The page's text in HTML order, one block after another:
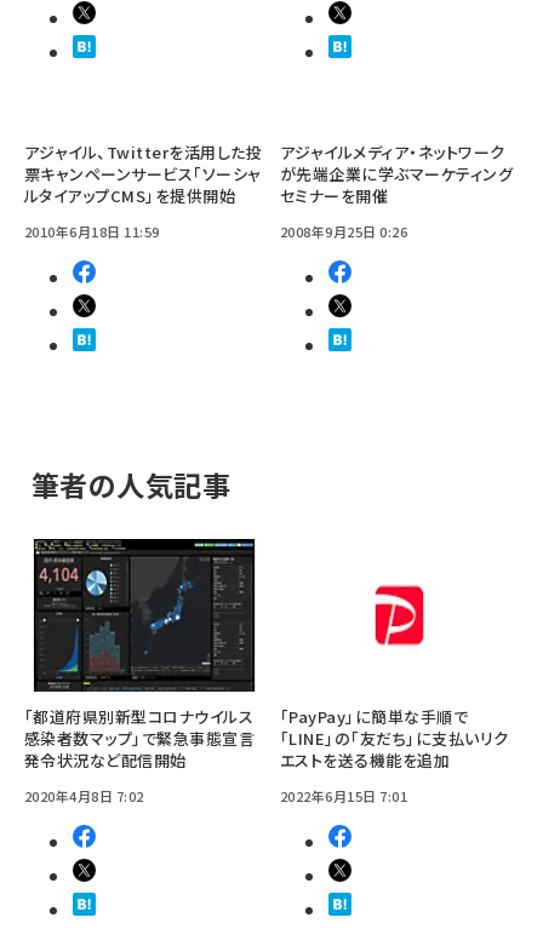
アジャイル、Twitterを活用した投
票キャンペーンサービス「ソーシャ
ルタイアップCMS」を提供開始
2010年6月18日 11:59
アジャイルメディア・ネットワーク
が先端企業に学ぶマーケティング
セミナーを開催
2008年9月25日 0:26
筆者の人気記事
「都道府県別新型コロナウイルス
感染者数マップ」で緊急事態宣言
発令状況など配信開始
2020年4月8日 7:02
「PayPay」に簡単な手順で
「LINE」の「友だち」に支払いリク
エストを送る機能を追加
2022年6月15日 7:01